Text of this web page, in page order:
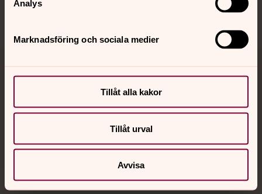
Analys
Marknadsföring och sociala medier
Tillåt alla kakor
Tillåt urval
Avvisa
Jourhavande präst
med en präst på kvällar och nätter.
Chatt